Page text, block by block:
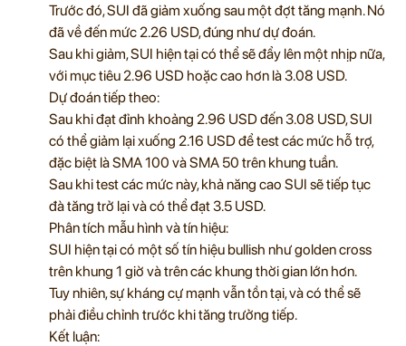
Trước đó, SUI đã giảm xuống sau một đợt tăng mạnh. Nó
đã về đến mức 2.26 USD, đúng như dự đoán.
Sau khi giảm, SUI hiện tại có thể sẽ đẩy lên một nhịp nữa,
với mục tiêu 2.96 USD hoặc cao hơn là 3.08 USD.
Dự đoán tiếp theo:
Sau khi đạt đỉnh khoảng 2.96 USD đến 3.08 USD, SUI
có thể giảm lại xuống 2.16 USD để test các mức hỗ trợ,
đặc biệt là SMA 100 và SMA 50 trên khung tuần.
Sau khi test các mức này, khả năng cao SUI sẽ tiếp tục
đà tăng trở lại và có thể đạt 3.5 USD.
Phân tích mẫu hình và tín hiệu:
SUI hiện tại có một số tín hiệu bullish như golden cross
trên khung 1 giờ và trên các khung thời gian lớn hơn.
Tuy nhiên, sự kháng cự mạnh vẫn tồn tại, và có thể sẽ
phải điều chỉnh trước khi tăng trưởng tiếp.
Kết luận: